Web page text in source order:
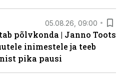
05.08.26, 09:00
põlvkonda | Janno Toots
inimestele ja teeb
pika pausi